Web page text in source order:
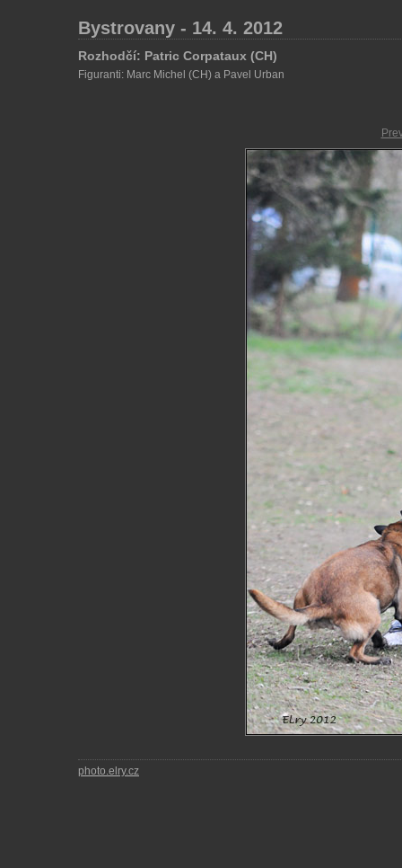
Bystrovany - 14. 4. 2012
Rozhodčí: Patric Corpataux (CH)
Figuranti: Marc Michel (CH) a Pavel Urban
photo.elry.cz